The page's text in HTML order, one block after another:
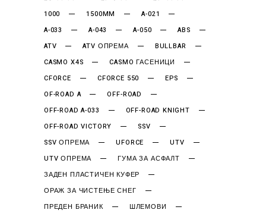
1000
1500MM
A-021
A-033
A-043 A-050
ABS
ATV
ATV ОПРЕМА
BULLBAR
CASMO X4S
CASMO ГАСЕНИЦИ
CFORCE
CFORCE 550
EPS
OF-ROAD A
OFF-ROAD
OFF-ROAD A-033
OFF-ROAD KNIGHT
OFF-ROAD VICTORY
SSV
SSV ОПРЕМА
UFORCE
UTV
UTV ОПРЕМА
ГУМА ЗА АСФАЛТ
ЗАДЕН ПЛАСТИЧЕН КУФЕР
ОРАЖ ЗА ЧИСТЕЊЕ СНЕГ
ПРЕДЕН БРАНИК
ШЛЕМОВИ